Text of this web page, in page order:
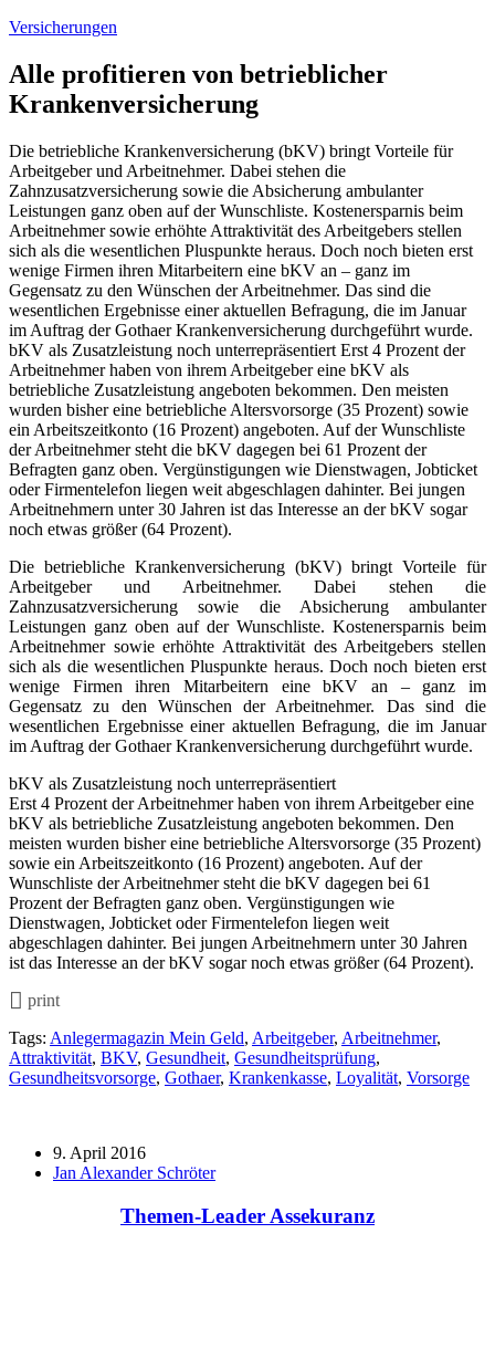
Versicherungen
Alle profitieren von betrieblicher
Krankenversicherung
Die betriebliche Krankenversicherung (bKV) bringt Vorteile für
Arbeitgeber und Arbeitnehmer. Dabei stehen die
Zahnzusatzversicherung sowie die Absicherung ambulanter
Leistungen ganz oben auf der Wunschliste. Kostenersparnis beim
Arbeitnehmer sowie erhöhte Attraktivität des Arbeitgebers stellen
sich als die wesentlichen Pluspunkte heraus. Doch noch bieten erst
wenige Firmen ihren Mitarbeitern eine bKV an – ganz im
Gegensatz zu den Wünschen der Arbeitnehmer. Das sind die
wesentlichen Ergebnisse einer aktuellen Befragung, die im Januar
im Auftrag der Gothaer Krankenversicherung durchgeführt wurde.
bKV als Zusatzleistung noch unterrepräsentiert Erst 4 Prozent der
Arbeitnehmer haben von ihrem Arbeitgeber eine bKV als
betriebliche Zusatzleistung angeboten bekommen. Den meisten
wurden bisher eine betriebliche Altersvorsorge (35 Prozent) sowie
ein Arbeitszeitkonto (16 Prozent) angeboten. Auf der Wunschliste
der Arbeitnehmer steht die bKV dagegen bei 61 Prozent der
Befragten ganz oben. Vergünstigungen wie Dienstwagen, Jobticket
oder Firmentelefon liegen weit abgeschlagen dahinter. Bei jungen
Arbeitnehmern unter 30 Jahren ist das Interesse an der bKV sogar
noch etwas größer (64 Prozent).
Die betriebliche Krankenversicherung (bKV) bringt Vorteile für
Arbeitgeber und Arbeitnehmer. Dabei stehen die
Zahnzusatzversicherung sowie die Absicherung ambulanter
Leistungen ganz oben auf der Wunschliste. Kostenersparnis beim
Arbeitnehmer sowie erhöhte Attraktivität des Arbeitgebers stellen
sich als die wesentlichen Pluspunkte heraus. Doch noch bieten erst
wenige Firmen ihren Mitarbeitern eine bKV an – ganz im
Gegensatz zu den Wünschen der Arbeitnehmer. Das sind die
wesentlichen Ergebnisse einer aktuellen Befragung, die im Januar
im Auftrag der Gothaer Krankenversicherung durchgeführt wurde.
bKV als Zusatzleistung noch unterrepräsentiert
Erst 4 Prozent der Arbeitnehmer haben von ihrem Arbeitgeber eine
bKV als betriebliche Zusatzleistung angeboten bekommen. Den
meisten wurden bisher eine betriebliche Altersvorsorge (35 Prozent)
sowie ein Arbeitszeitkonto (16 Prozent) angeboten. Auf der
Wunschliste der Arbeitnehmer steht die bKV dagegen bei 61
Prozent der Befragten ganz oben. Vergünstigungen wie
Dienstwagen, Jobticket oder Firmentelefon liegen weit
abgeschlagen dahinter. Bei jungen Arbeitnehmern unter 30 Jahren
ist das Interesse an der bKV sogar noch etwas größer (64 Prozent).
print
Tags: Anlegermagazin Mein Geld, Arbeitgeber, Arbeitnehmer,
Attraktivität, BKV, Gesundheit, Gesundheitsprüfung,
Gesundheitsvorsorge, Gothaer, Krankenkasse, Loyalität, Vorsorge
9. April 2016
Jan Alexander Schröter
Themen-Leader Assekuranz